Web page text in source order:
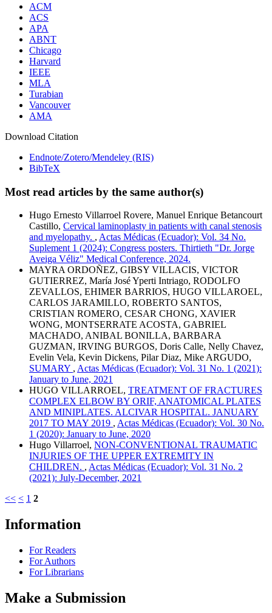
ACM
ACS
APA
ABNT
Chicago
Harvard
IEEE
MLA
Turabian
Vancouver
AMA
Download Citation
Endnote/Zotero/Mendeley (RIS)
BibTeX
Most read articles by the same author(s)
Hugo Ernesto Villarroel Rovere, Manuel Enrique Betancourt
Castillo, Cervical laminoplasty in patients with canal stenosis
and myelopathy. , Actas Médicas (Ecuador): Vol. 34 No.
Suplement 1 (2024): Congress posters. Thirtieth "Dr. Jorge
Aveiga Véliz" Medical Conference, 2024.
MAYRA ORDOÑEZ, GIBSY VILLACIS, VICTOR
GUTIERREZ, María José Yperti Intriago, RODOLFO
ZEVALLOS, EHIMER BARRIOS, HUGO VILLAROEL,
CARLOS JARAMILLO, ROBERTO SANTOS,
CRISTIAN ROMERO, CESAR CHONG, XAVIER
WONG, MONTSERRATE ACOSTA, GABRIEL
MACHADO, ANIBAL BONILLA, BARBARA
GUZMAN, IRVING BURGOS, Doris Calle, Nelly Chavez,
Evelin Vela, Kevin Dickens, Pilar Diaz, Mike ARGUDO,
SUMARY , Actas Médicas (Ecuador): Vol. 31 No. 1 (2021):
January to June, 2021
HUGO VILLARROEL, TREATMENT OF FRACTURES
COMPLEX ELBOW BY ORIF, ANATOMICAL PLATES
AND MINIPLATES. ALCIVAR HOSPITAL. JANUARY
2017 TO MAY 2019 , Actas Médicas (Ecuador): Vol. 30 No.
1 (2020): January to June, 2020
Hugo Villarroel, NON-CONVENTIONAL TRAUMATIC
INJURIES OF THE UPPER EXTREMITY IN
CHILDREN. , Actas Médicas (Ecuador): Vol. 31 No. 2
(2021): July-December, 2021
<< < 1 2
Information
For Readers
For Authors
For Librarians
Make a Submission